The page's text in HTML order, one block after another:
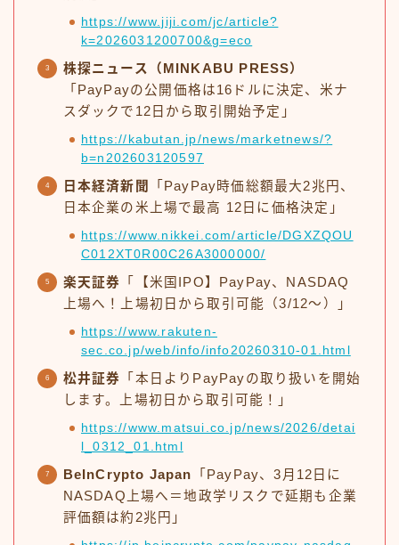
https://www.jiji.com/jc/article?
k=2026031200700&g=eco
株探ニュース（MINKABU PRESS）
「PayPayの公開価格は16ドルに決定、米ナ
スダックで12日から取引開始予定」
https://kabutan.jp/news/marketnews/?
b=n202603120597
日本経済新聞
「PayPay時価総額最大2兆円、
日本企業の米上場で最高 12日に価格決定」
https://www.nikkei.com/article/DGXZQOU
C012XT0R00C26A3000000/
楽天証券
「【米国IPO】PayPay、NASDAQ
上場へ！上場初日から取引可能（3/12〜）」
https://www.rakuten-
sec.co.jp/web/info/info20260310-01.html
松井証券
「本日よりPayPayの取り扱いを開始
します。上場初日から取引可能！」
https://www.matsui.co.jp/news/2026/detai
l_0312_01.html
BeInCrypto Japan
「PayPay、3月12日に
NASDAQ上場へ＝地政学リスクで延期も企業
評価額は約2兆円」